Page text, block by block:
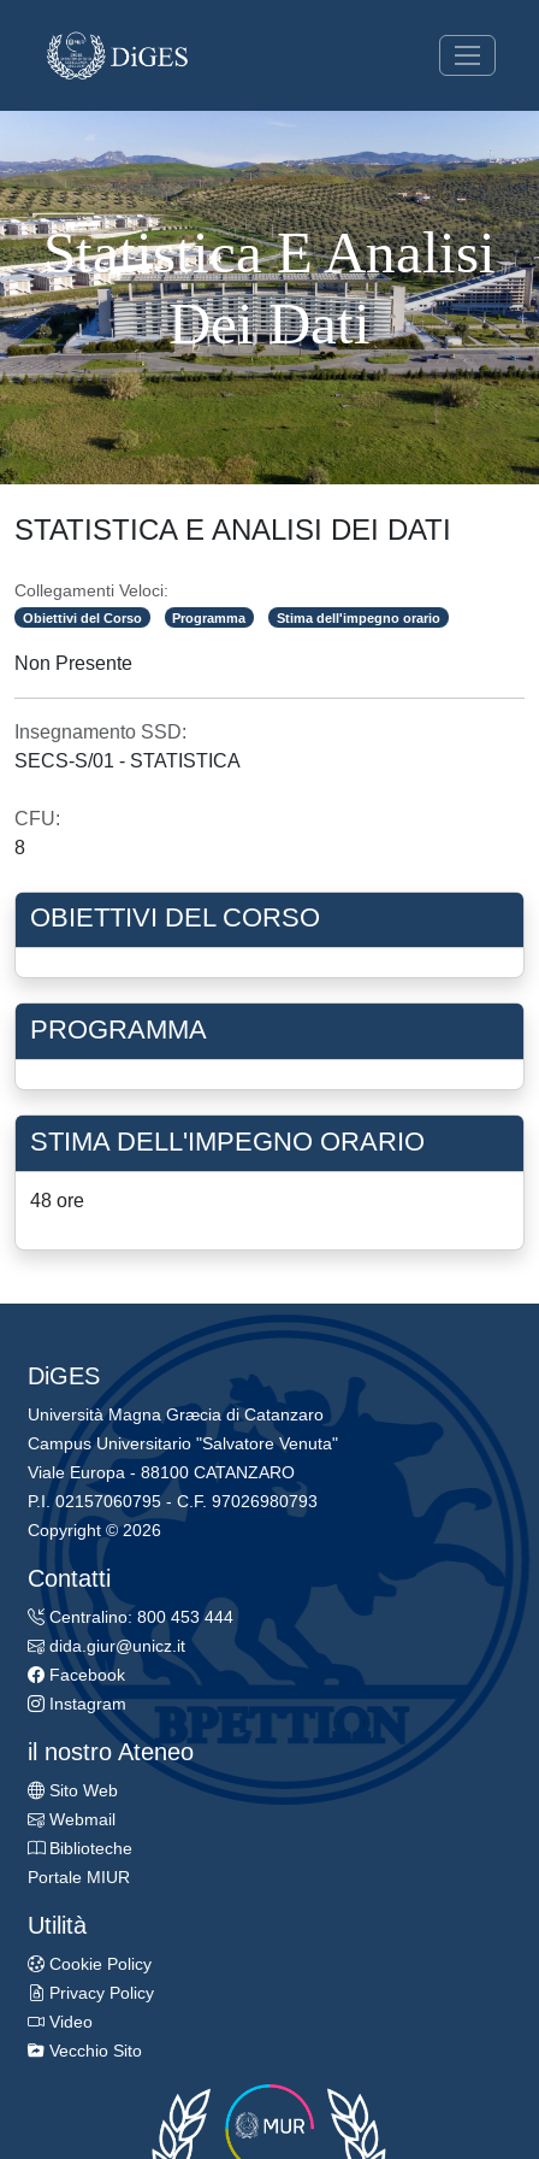
Statistica E Analisi
Dei Dati
STATISTICA E ANALISI DEI DATI
Collegamenti Veloci:
Obiettivi del Corso Programma Stima dell'impegno orario
Non Presente
Insegnamento SSD:
SECS-S/01 - STATISTICA
CFU:
8
OBIETTIVI DEL CORSO
PROGRAMMA
STIMA DELL'IMPEGNO ORARIO
48 ore
DiGES
Università Magna Græcia di Catanzaro
Campus Universitario "Salvatore Venuta"
Viale Europa - 88100 CATANZARO
P.I. 02157060795 - C.F. 97026980793
Copyright © 2026
Contatti
Centralino: 800 453 444
dida.giur@unicz.it
Facebook
Instagram
il nostro Ateneo
Sito Web
Webmail
Biblioteche
Portale MIUR
Utilità
Cookie Policy
Privacy Policy
Video
Vecchio Sito